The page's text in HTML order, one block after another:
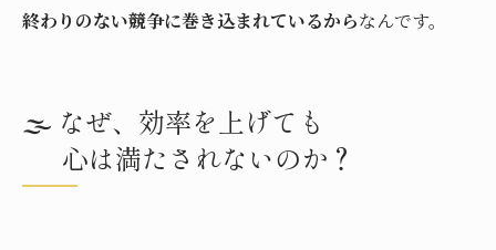
終わりのない競争に巻き込まれているからなんです。
🌫️ なぜ、効率を上げても
心は満たされないのか？